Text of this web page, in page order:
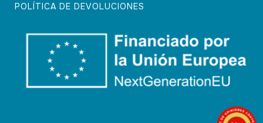
POLÍTICA DE DEVOLUCIONES